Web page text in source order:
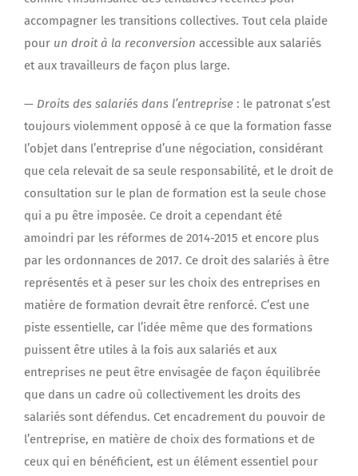
accompagner les transitions collectives. Tout cela plaide
pour un droit à la reconversion accessible aux salariés
et aux travailleurs de façon plus large.
— Droits des salariés dans l’entreprise : le patronat s’est
toujours violemment opposé à ce que la formation fasse
l’objet dans l’entreprise d’une négociation, considérant
que cela relevait de sa seule responsabilité, et le droit de
consultation sur le plan de formation est la seule chose
qui a pu être imposée. Ce droit a cependant été
amoindri par les réformes de 2014-2015 et encore plus
par les ordonnances de 2017. Ce droit des salariés à être
représentés et à peser sur les choix des entreprises en
matière de formation devrait être renforcé. C’est une
piste essentielle, car l’idée même que des formations
puissent être utiles à la fois aux salariés et aux
entreprises ne peut être envisagée de façon équilibrée
que dans un cadre où collectivement les droits des
salariés sont défendus. Cet encadrement du pouvoir de
l’entreprise, en matière de choix des formations et de
ceux qui en bénéficient, est un élément essentiel pour